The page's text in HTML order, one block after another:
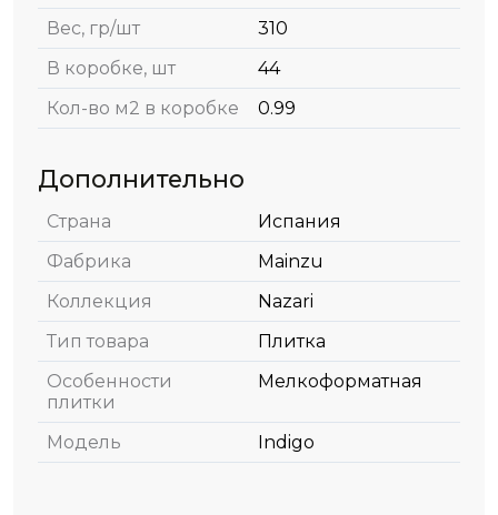
Вес, гр/шт
310
В коробке, шт
44
Кол-во м2 в коробке
0.99
Дополнительно
Страна
Испания
Фабрика
Mainzu
Коллекция
Nazari
Тип товара
Плитка
Особенности
плитки
Мелкоформатная
Модель Indigo